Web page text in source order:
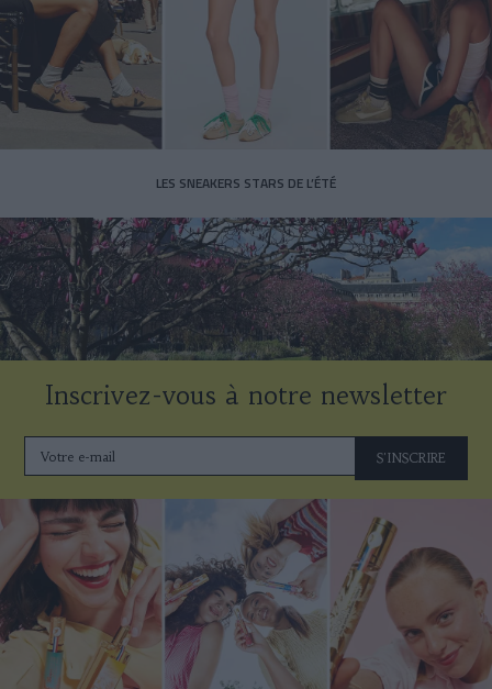
LES SNEAKERS STARS DE L’ÉTÉ
Inscrivez-vous à notre newsletter
S'INSCRIRE